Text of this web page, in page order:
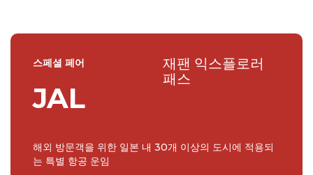
스페셜 페어
JAL
재팬 익스플로러
패스
해외 방문객을 위한 일본 내 30개 이상의 도시에 적용되
는 특별 항공 운임